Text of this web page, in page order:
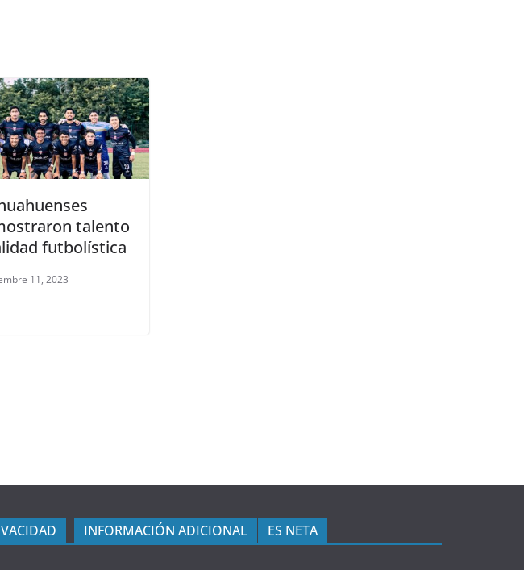
talento
futbolística
11, 2023
INFORMACIÓN ADICIONAL ES NETA